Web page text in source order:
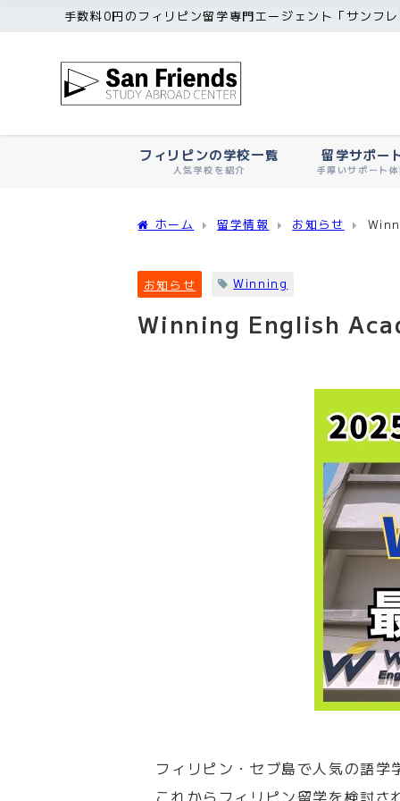
手数料0円のフィリピン留学専門エージェント「サンフ
フィリピンの学校一覧
人気学校を紹介
留学サポー
手厚いサポート
ホーム 留学情報 お知らせ
お知らせ Winning
Winning English
フィリピン・セブ島で人気の語
これからフィリピン留学を検討